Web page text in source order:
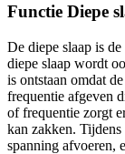
Functie Diepe
De diepe slaap is
diepe slaap wordt
is ontstaan omdat
frequentie afgeven
of frequentie zorgt
kan zakken. Tijdens
spanning afvoeren,